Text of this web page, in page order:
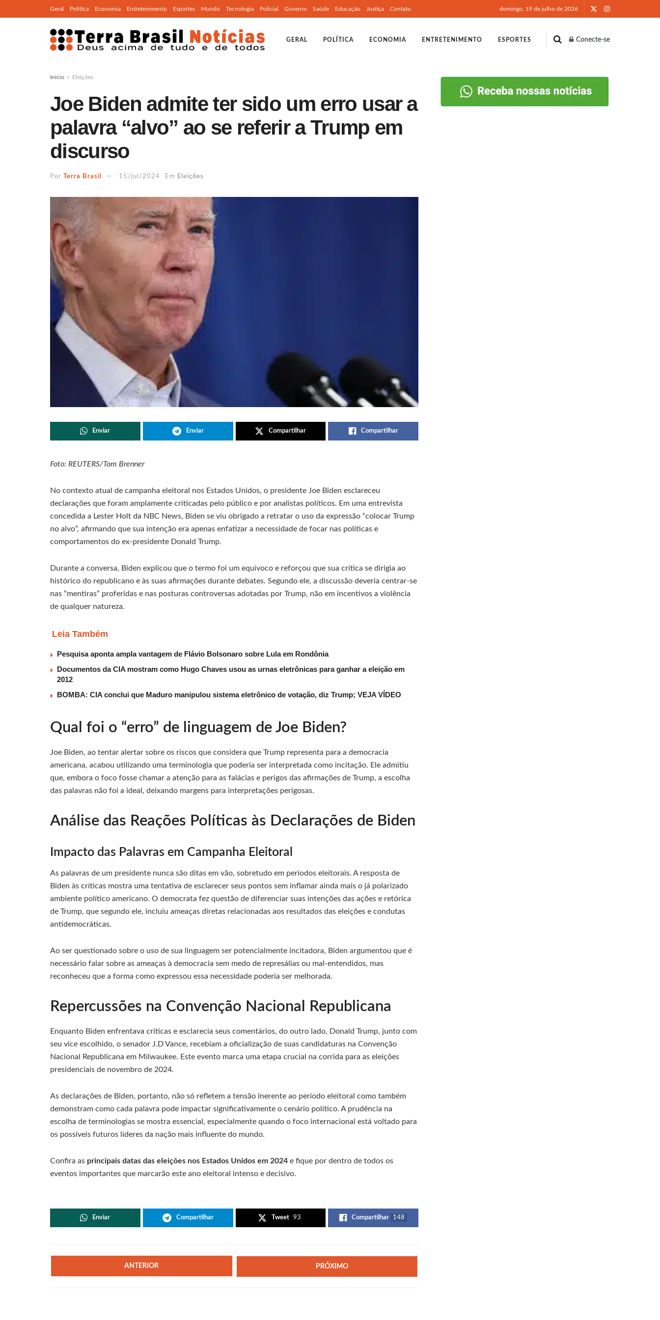
Geral Política Economia Entretenimento Esportes Mundo Tecnologia Policial Governo Saúde Educação Justiça Contato domingo, 19 de julho de 2026
GERAL POLÍTICA ECONOMIA ENTRETENIMENTO ESPORTES Conecte-se
Início Eleições
Joe Biden admite ter sido um erro usar a
palavra “alvo” ao se referir a Trump em
discurso
Por Terra Brasil 15/jul/2024 Em Eleições
Enviar Enviar Compartilhar Compartilhar
Foto: REUTERS/Tom Brenner
No contexto atual de campanha eleitoral nos Estados Unidos, o presidente Joe Biden esclareceu
declarações que foram amplamente criticadas pelo público e por analistas políticos. Em uma entrevista
concedida a Lester Holt da NBC News, Biden se viu obrigado a retratar o uso da expressão “colocar Trump
no alvo”, afirmando que sua intenção era apenas enfatizar a necessidade de focar nas políticas e
comportamentos do ex-presidente Donald Trump.
Durante a conversa, Biden explicou que o termo foi um equívoco e reforçou que sua crítica se dirigia ao
histórico do republicano e às suas afirmações durante debates. Segundo ele, a discussão deveria centrar-se
nas “mentiras” proferidas e nas posturas controversas adotadas por Trump, não em incentivos a violência
de qualquer natureza.
Leia Também
Pesquisa aponta ampla vantagem de Flávio Bolsonaro sobre Lula em Rondônia
Documentos da CIA mostram como Hugo Chaves usou as urnas eletrônicas para ganhar a eleição em
2012
BOMBA: CIA conclui que Maduro manipulou sistema eletrônico de votação, diz Trump; VEJA VÍDEO
Qual foi o “erro” de linguagem de Joe Biden?
Joe Biden, ao tentar alertar sobre os riscos que considera que Trump representa para a democracia
americana, acabou utilizando uma terminologia que poderia ser interpretada como incitação. Ele admitiu
que, embora o foco fosse chamar a atenção para as falácias e perigos das afirmações de Trump, a escolha
das palavras não foi a ideal, deixando margens para interpretações perigosas.
Análise das Reações Políticas às Declarações de Biden
Impacto das Palavras em Campanha Eleitoral
As palavras de um presidente nunca são ditas em vão, sobretudo em períodos eleitorais. A resposta de
Biden às críticas mostra uma tentativa de esclarecer seus pontos sem inflamar ainda mais o já polarizado
ambiente político americano. O democrata fez questão de diferenciar suas intenções das ações e retórica
de Trump, que segundo ele, incluiu ameaças diretas relacionadas aos resultados das eleições e condutas
antidemocráticas.
Ao ser questionado sobre o uso de sua linguagem ser potencialmente incitadora, Biden argumentou que é
necessário falar sobre as ameaças à democracia sem medo de represálias ou mal-entendidos, mas
reconheceu que a forma como expressou essa necessidade poderia ser melhorada.
Repercussões na Convenção Nacional Republicana
Enquanto Biden enfrentava críticas e esclarecia seus comentários, do outro lado, Donald Trump, junto com
seu vice escolhido, o senador J.D Vance, recebiam a oficialização de suas candidaturas na Convenção
Nacional Republicana em Milwaukee. Este evento marca uma etapa crucial na corrida para as eleições
presidenciais de novembro de 2024.
As declarações de Biden, portanto, não só refletem a tensão inerente ao período eleitoral como também
demonstram como cada palavra pode impactar significativamente o cenário político. A prudência na
escolha de terminologias se mostra essencial, especialmente quando o foco internacional está voltado para
os possíveis futuros líderes da nação mais influente do mundo.
Confira as principais datas das eleições nos Estados Unidos em 2024 e fique por dentro de todos os
eventos importantes que marcarão este ano eleitoral intenso e decisivo.
Enviar Compartilhar Tweet 93 Compartilhar 148
ANTERIOR PRÓXIMO